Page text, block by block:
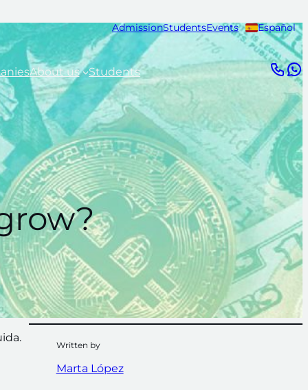
AdmissionStudentsEvents Español
About us Students
Written by
Marta López